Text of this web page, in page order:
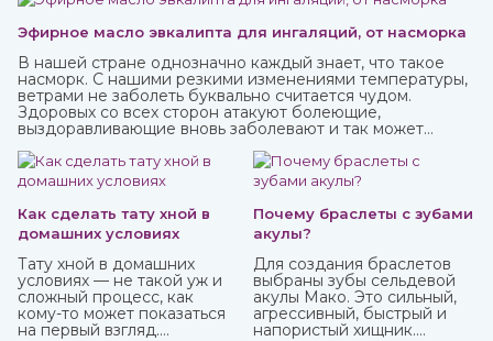
Эфирное масло эвкалипта для ингаляций, от насморка
В нашей стране однозначно каждый знает, что такое
насморк. С нашими резкими изменениями температуры,
ветрами не заболеть буквально считается чудом.
Здоровых со всех сторон атакуют болеющие,
выздоравливающие вновь заболевают и так может
Как сделать тату хной в
домашних условиях
Тату хной в домашних
условиях — не такой уж и
сложный процесс, как
кому-то может показаться
на первый взгляд.
Почему браслеты с зубами
акулы?
Для создания браслетов
выбраны зубы сельдевой
акулы Мако. Это сильный,
агрессивный, быстрый и
напористый хищник.